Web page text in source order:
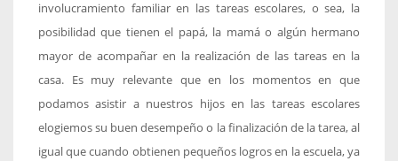
involucramiento familiar en las tareas escolares, o sea, la
posibilidad que tienen el papá, la mamá o algún hermano
mayor de acompañar en la realización de las tareas en la
casa. Es muy relevante que en los momentos en que
podamos asistir a nuestros hijos en las tareas escolares
elogiemos su buen desempeño o la finalización de la tarea, al
igual que cuando obtienen pequeños logros en la escuela, ya